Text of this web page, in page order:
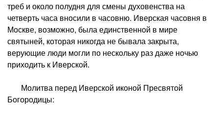
треб и около полудня для смены духовенства на
четверть часа вносили в часовню. Иверская часовня в
Москве, возможно, была единственной в мире
святыней, которая никогда не бывала закрыта,
верующие люди могли по нескольку раз даже ночью
приходить к Иверской.
Молитва перед Иверской иконой Пресвятой
Богородицы: